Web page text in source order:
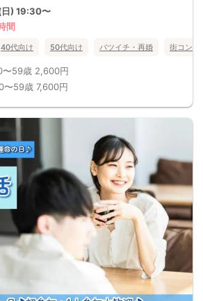
) 19:30〜
間
40代向け 50代向け バツイチ・再婚 街コン
〜59歳 2,600円
〜59歳 7,600円